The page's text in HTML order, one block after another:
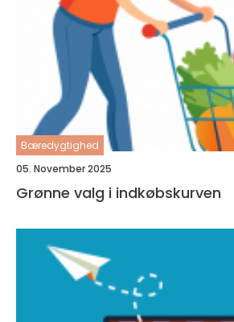
Bæredygtighed
05. November 2025
Grønne valg i indkøbskurven